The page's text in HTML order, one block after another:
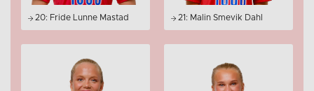
20: Fride Lunne Mastad 21: Malin Smevik Dahl